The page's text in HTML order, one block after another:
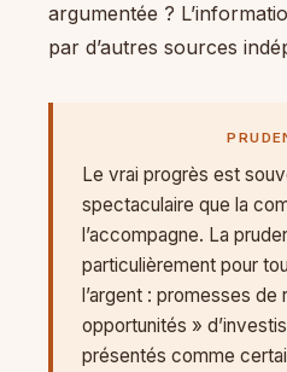
argumentée ?
par d’autres sources
Le vrai progrès est
spectaculaire que la
l’accompagne. La
particulièrement pour
l’argent : promesses de
opportunités »
présentés comme